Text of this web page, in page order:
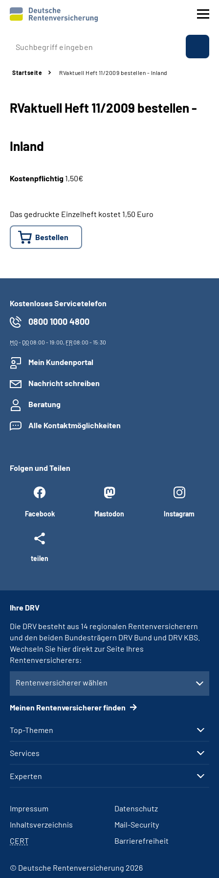
Prävention
Rente
Online-Services
Suche
Leichte Sprache
Mein Kundenportal
Startseite RVaktuell Heft 11/2009 bestellen - Inland
RVaktuell Heft 11/2009 bestellen -
Inland
Kostenpflichtig 1,50€
Das gedruckte Einzelheft kostet 1,50 Euro
Bestellen
Kostenloses Servicetelefon
0800 1000 4800
MO- DO08:00 - 19:00, FR08:00 - 15:30
Mein Kundenportal
Nachricht schreiben
Beratung
Alle Kontaktmöglichkeiten
Folgen und Teilen
Facebook Mastodon Instagram
teilen
Top-Themen
Services
Experten
Ihre DRV
Die DRV besteht aus 14 regionalen Rentenversicherern
und den beiden Bundesträgern DRV Bund und DRV KBS.
Wechseln Sie hier direkt zur Seite Ihres
Rentenversicherers:
Rentenversicherer wählen
Meinen Rentenversicherer finden
Impressum
Datenschutz
Inhaltsverzeichnis
Mail-Security
CERT
Barrierefreiheit
© Deutsche Rentenversicherung 2026